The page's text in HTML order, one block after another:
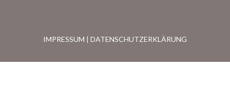
IMPRESSUM | DATENSCHUTZERKLÄRUNG